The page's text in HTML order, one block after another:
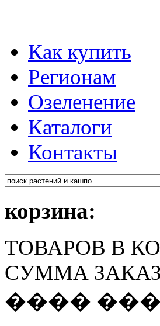
Как купить
Регионам
Озеленение
Каталоги
Контакты
корзина:
ТОВАРОВ В
СУММА
����